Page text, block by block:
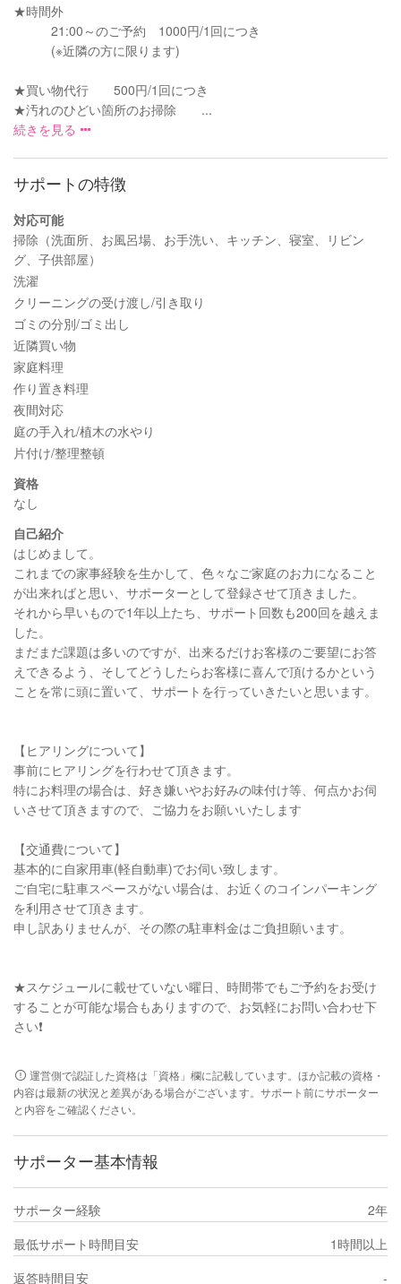
★時間外
21:00～のご予約 1000円/1回につき
(※近隣の方に限ります)
★買い物代行 500円/1回につき
★汚れのひどい箇所のお掃除 ...
続きを見る
サポートの特徴
対応可能
掃除（洗面所、お風呂場、お手洗い、キッチン、寝室、リビン
グ、子供部屋）
洗濯
クリーニングの受け渡し/引き取り
ゴミの分別/ゴミ出し
近隣買い物
家庭料理
作り置き料理
夜間対応
庭の手入れ/植木の水やり
片付け/整理整頓
資格
なし
自己紹介
はじめまして。
これまでの家事経験を生かして、色々なご家庭のお力になること
が出来ればと思い、サポーターとして登録させて頂きました。
それから早いもので1年以上たち、サポート回数も200回を越えま
した。
まだまだ課題は多いのですが、出来るだけお客様のご要望にお答
えできるよう、そしてどうしたらお客様に喜んで頂けるかという
ことを常に頭に置いて、サポートを行っていきたいと思います。
【ヒアリングについて】
事前にヒアリングを行わせて頂きます。
特にお料理の場合は、好き嫌いやお好みの味付け等、何点かお伺
いさせて頂きますので、ご協力をお願いいたします
【交通費について】
基本的に自家用車(軽自動車)でお伺い致します。
ご自宅に駐車スペースがない場合は、お近くのコインパーキング
を利用させて頂きます。
申し訳ありませんが、その際の駐車料金はご負担願います。
★スケジュールに載せていない曜日、時間帯でもご予約をお受け
することが可能な場合もありますので、お気軽にお問い合わせ下
さい❗
運営側で認証した資格は「資格」欄に記載しています。ほか記載の資格・
内容は最新の状況と差異がある場合がございます。サポート前にサポーター
と内容をご確認ください。
サポーター基本情報
サポーター経験
2年
最低サポート時間目安
1時間以上
返答時間目安
-